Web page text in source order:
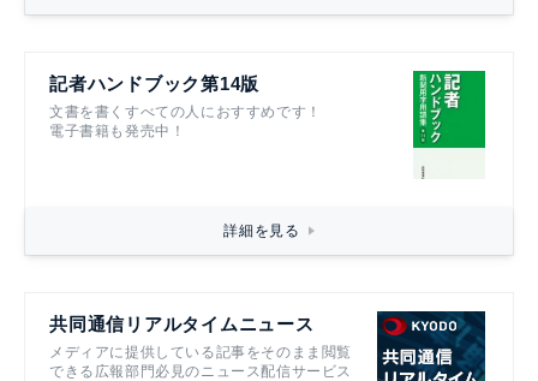
記者ハンドブック第14版
文書を書くすべての人におすすめです！
電子書籍も発売中！
詳細を見る
共同通信リアルタイムニュース
メディアに提供している記事をそのまま閲覧
できる広報部門必見のニュース配信サービス